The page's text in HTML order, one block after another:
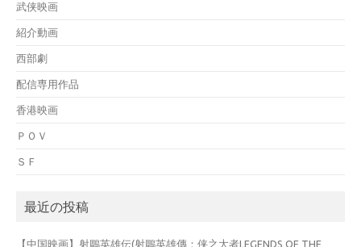
武侠映画
紹介動画
西部劇
配信専用作品
香港映画
ＰＯＶ
ＳＦ
最近の投稿
【中国映画】射鵰英雄伝(射鵰英雄傳：侠之大者LEGENDS OF THE